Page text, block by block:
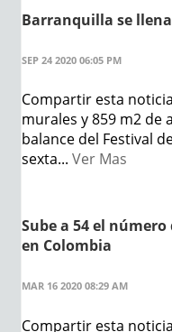
Barranquilla se
SEP 24 2020 06:05 PM
Compartir esta
murales y 859 m2 de
balance del Festival
sexta... Ver Mas
Sube a 54 el
en Colombia
MAR 16 2020 08:29 AM
Compartir esta